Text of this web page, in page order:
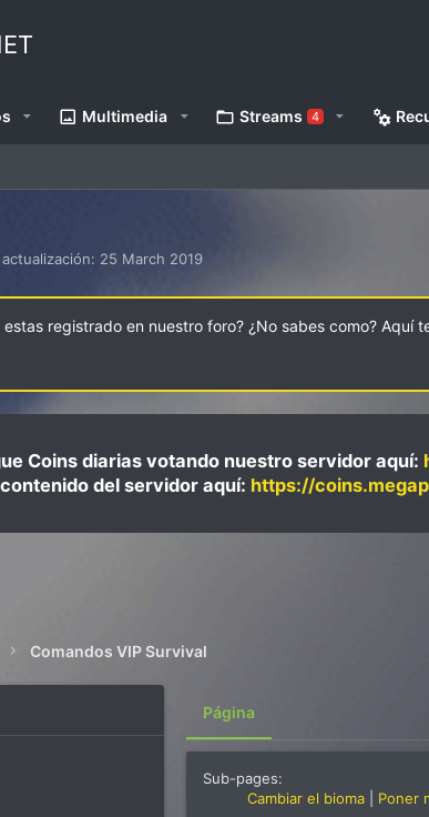
Multimedia Streams 4
25 March 2019
estas registrado en nuestro foro? ¿No sabes como? Aquí
Coins diarias votando nuestro servidor aquí:
del servidor aquí: https://
Comandos VIP Survival
Página
Sub-pages:
Cambiar el bioma
Poner